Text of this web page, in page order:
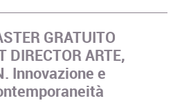
GRATUITO
DIRECTOR ARTE,
Innovazione e